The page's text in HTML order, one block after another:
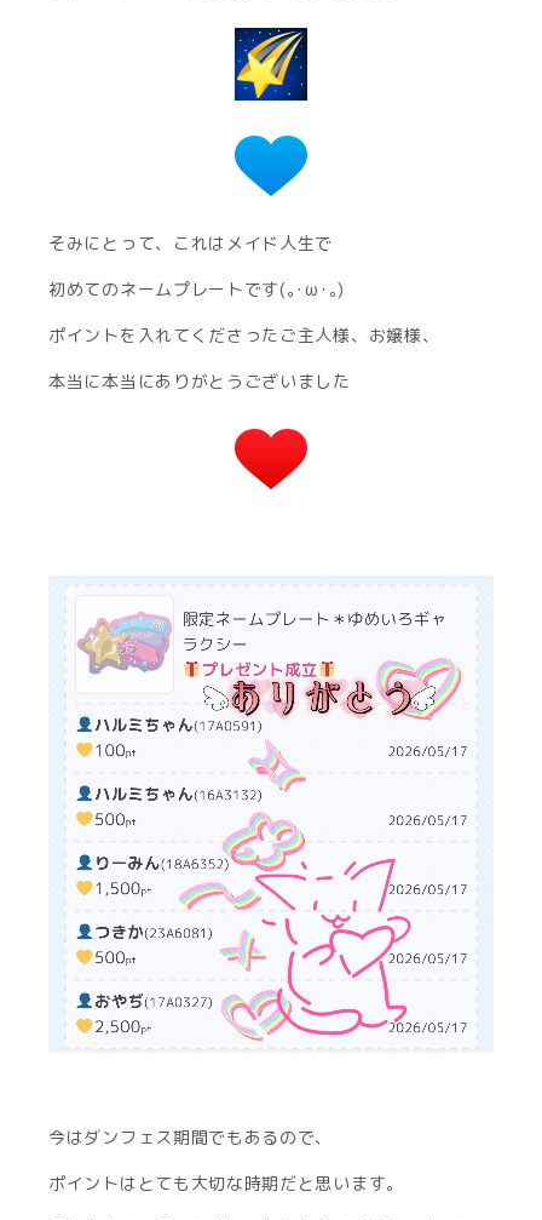
そみにとって、これはメイド人生で
初めてのネームプレートです(｡･ω･｡)
ポイントを入れてくださったご主人様、お嬢様、
本当に本当にありがとうございました
今はダンフェス期間でもあるので、
ポイントはとても大切な時期だと思います。